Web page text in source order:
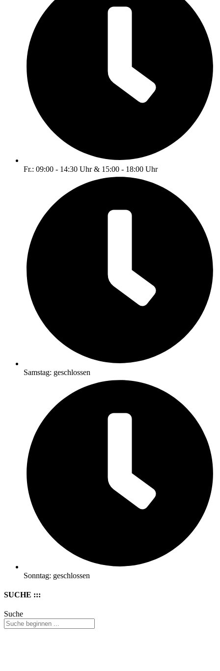
Fr.: 09:00 - 14:30 Uhr & 15:00 - 18:00 Uhr
Samstag: geschlossen
Sonntag: geschlossen
SUCHE :::
Suche